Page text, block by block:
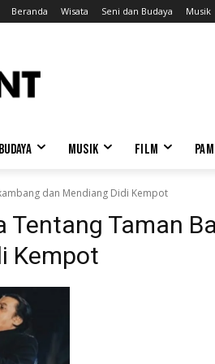
Beranda Wisata Seni dan Budaya Musik
MUSIK FILM
dan Mendiang Didi Kempot
Tentang Taman
Kempot